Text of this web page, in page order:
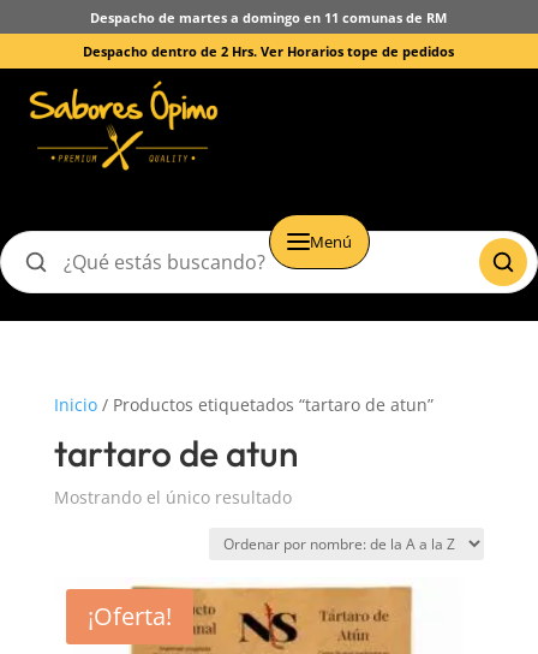
Despacho de martes a domingo en 11 comunas de RM
Despacho dentro de 2 Hrs.Ver Horarios tope de pedidos
Menú
Buscar
Inicio/ Productos etiquetados “tartaro de atun”
tartaro de atun
Mostrando el único resultado
¡Oferta!